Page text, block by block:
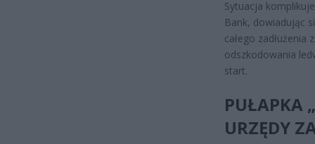
Sytuacja
Bank, dowiadując
całego
odszkodowania
start.
PUŁAPKA
URZĘDY